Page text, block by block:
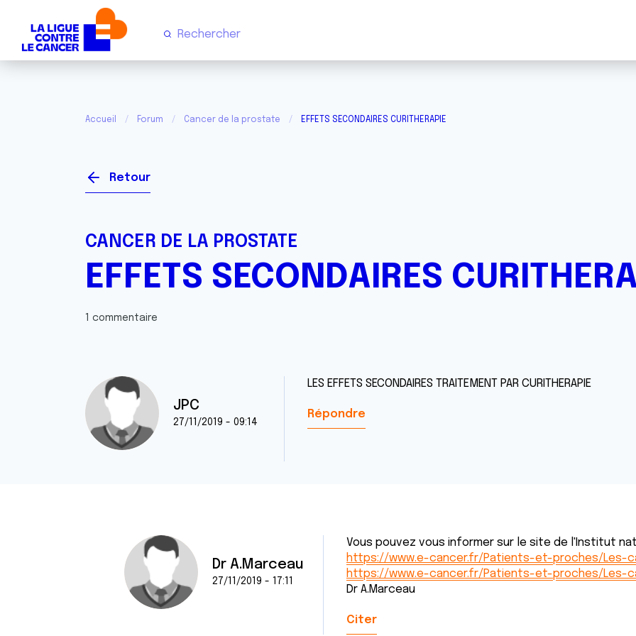
Accueil Forum Cancer de la prostate EFFETS SECONDAIRES CURITHERAPIE
Retour
CANCER DE LA PROSTATE
EFFETS SECONDAIRES
1 commentaire
JPC
27/11/2019 - 09:14
LES EFFETS SECONDAIRES TRAITEMENT PAR CURITHERAPIE
Répondre
Dr A.Marceau
27/11/2019 - 17:11
Vous pouvez vous informer sur le site de l'Institut
https://www.e-cancer.fr/Patients-et-proches/Les-
https://www.e-cancer.fr/Patients-et-proches/Les-
Dr A.Marceau
Citer